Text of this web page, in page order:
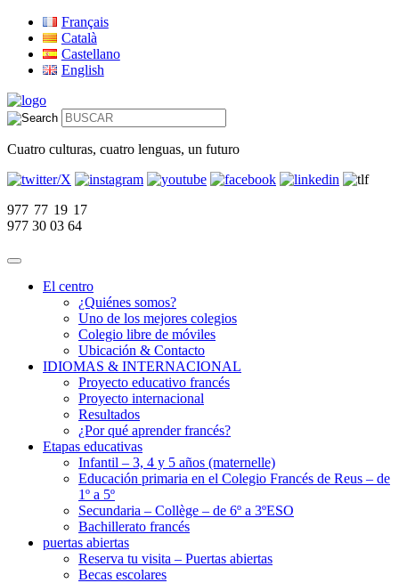
Français
Català
Castellano
English
Cuatro culturas, cuatro lenguas, un futuro
977 77 19 17
977 30 03 64
El centro
¿Quiénes somos?
Uno de los mejores colegios
Colegio libre de móviles
Ubicación & Contacto
IDIOMAS & INTERNACIONAL
Proyecto educativo francés
Proyecto internacional
Resultados
¿Por qué aprender francés?
Etapas educativas
Infantil – 3, 4 y 5 años (maternelle)
Educación primaria en el Colegio Francés de Reus – de
1º a 5º
Secundaria – Collège – de 6º a 3ºESO
Bachillerato francés
puertas abiertas
Reserva tu visita – Puertas abiertas
Becas escolares